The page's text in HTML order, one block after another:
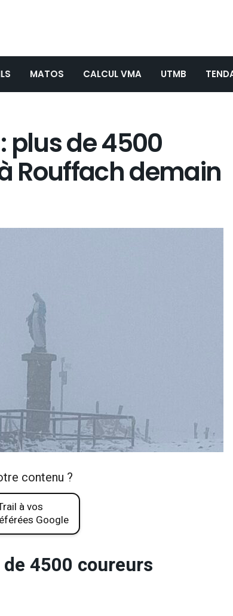
MATOS CALCUL VMA UTMB
plus de 4500
Rouffach demain
contenu ?
à vos
Google
4500 coureurs